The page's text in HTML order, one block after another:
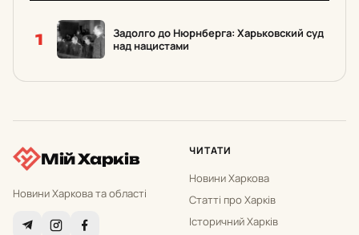
1
Задолго до Нюрнберга: Харьковский суд
над нацистами
Мій Харків
Новини Харкова та області
ЧИТАТИ
Новини Харкова
Статті про Харків
Історичний Харків